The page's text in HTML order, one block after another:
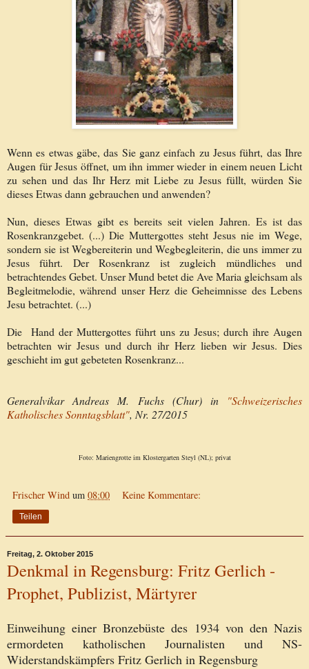
Wenn es etwas gäbe, das Sie ganz einfach zu Jesus führt, das Ihre
Augen für Jesus öffnet, um ihn immer wieder in einem neuen Licht
zu sehen und das Ihr Herz mit Liebe zu Jesus füllt, würden Sie
dieses Etwas dann gebrauchen und anwenden?
Nun, dieses Etwas gibt es bereits seit vielen Jahren. Es ist das
Rosenkranzgebet. (...) Die Muttergottes steht Jesus nie im Wege,
sondern sie ist Wegbereiterin und Wegbegleiterin, die uns immer zu
Jesus führt. Der Rosenkranz ist zugleich mündliches und
betrachtendes Gebet. Unser Mund betet die Ave Maria gleichsam als
Begleitmelodie, während unser Herz die Geheimnisse des Lebens
Jesu betrachtet. (...)
Die Hand der Muttergottes führt uns zu Jesus; durch ihre Augen
betrachten wir Jesus und durch ihr Herz lieben wir Jesus. Dies
geschieht im gut gebeteten Rosenkranz...
Generalvikar Andreas M. Fuchs (Chur) in "Schweizerisches
Katholisches Sonntagsblatt", Nr. 27/2015
Foto: Mariengrotte im Klostergarten Steyl (NL); privat
Frischer Wind um 08:00 Keine Kommentare:
Teilen
Freitag, 2. Oktober 2015
Denkmal in Regensburg: Fritz Gerlich -
Prophet, Publizist, Märtyrer
Einweihung einer Bronzebüste des 1934 von den Nazis
ermordeten katholischen Journalisten und NS-
Widerstandskämpfers Fritz Gerlich in Regensburg